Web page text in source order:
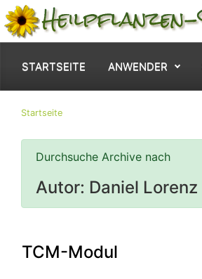
Zum Hauptinhalt springen
STARTSEITE ANWENDER
Startseite
Durchsuche Archive nach
Autor: Daniel Lorenz
TCM-Modul